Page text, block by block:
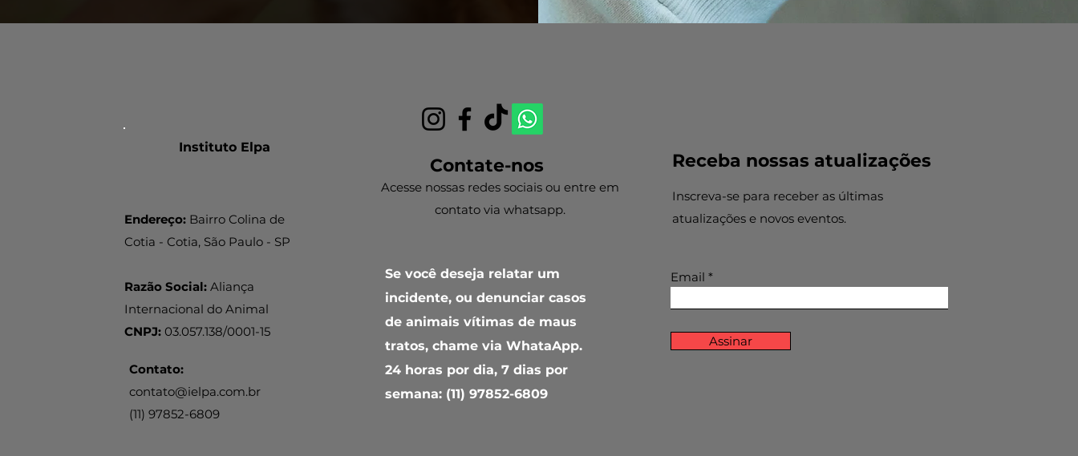
Instituto Elpa
Endereço: Bairro Colina de
Cotia - Cotia, São Paulo - SP
Razão Social: Aliança
Internacional do Animal
CNPJ: 03.057.138/0001-15
Contato:
contato@ielpa.com.br
(11) 97852-6809
Contate-nos
Acesse nossas redes sociais ou entre em
contato via whatsapp.
Se você deseja relatar um
incidente, ou denunciar casos
de animais vítimas de maus
tratos, chame via WhataApp.
24 horas por dia, 7 dias por
semana: (11) 97852-6809
Receba nossas atualizações
Inscreva-se para receber as últimas
atualizações e novos eventos.
Email
Assinar